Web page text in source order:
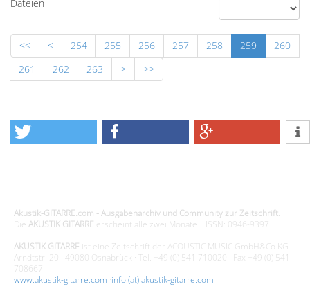
Dateien
<< < 254 255 256 257 258 259
260
261
262 263 > >>
Akustik-GITARRE.com - Ausgabenarchiv und Community zur Zeitschrift.
Die AKUSTIK GITARRE erscheint alle zwei Monate. · ISSN: 0946-9397
AKUSTIK GITARRE ist eine Zeitschrift der ACOUSTIC MUSIC GmbH&Co.KG
Arndtstr. 20 · 49080 Osnabrück · Tel. +49 (0) 541 710020 · Fax +49 (0) 541
708667
www.akustik-gitarre.com ·info (at) akustik-gitarre.com